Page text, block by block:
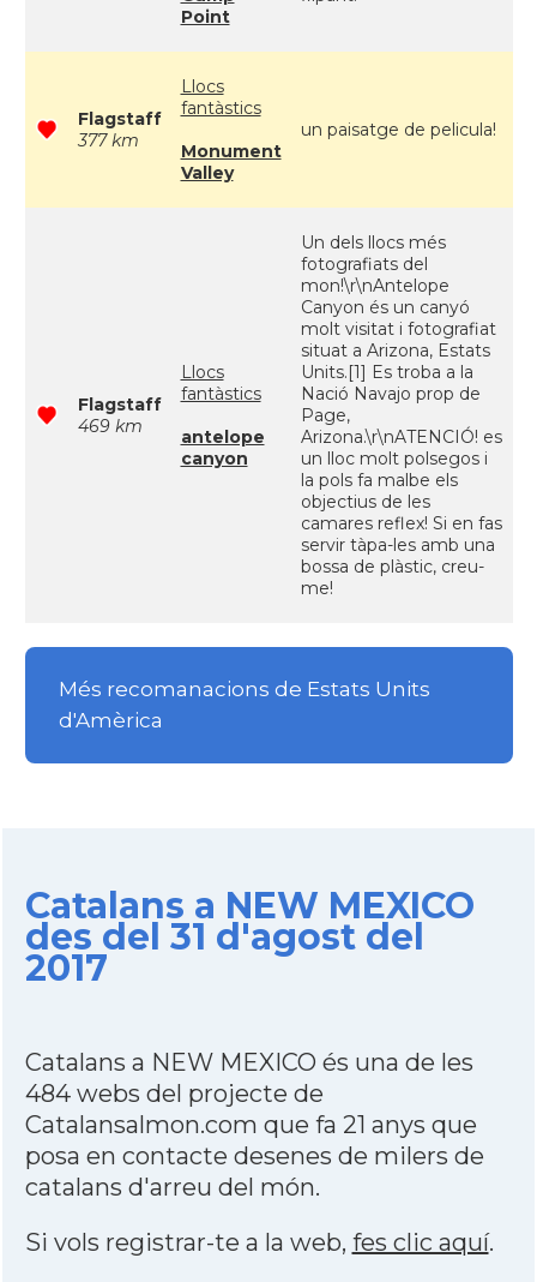
Point
Flagstaff
377 km
Llocs
fantàstics
Monument
Valley
un paisatge de pelicula!
Flagstaff
469 km
Llocs
fantàstics
antelope
canyon
Un dels llocs més
fotografiats del
mon!\r\nAntelope
Canyon és un canyó
molt visitat i fotografiat
situat a Arizona, Estats
Units.[1] Es troba a la
Nació Navajo prop de
Page,
Arizona.\r\nATENCIÓ! es
un lloc molt polsegos i
la pols fa malbe els
objectius de les
camares reflex! Si en fas
servir tàpa-les amb una
bossa de plàstic, creu-
me!
Més recomanacions de Estats Units
d'Amèrica
Catalans a NEW MEXICO
des del 31 d'agost del
2017
Catalans a NEW MEXICO és una de les
484 webs del projecte de
Catalansalmon.com que fa 21 anys que
posa en contacte desenes de milers de
catalans d'arreu del món.
Si vols registrar-te a la web, fes clic aquí.